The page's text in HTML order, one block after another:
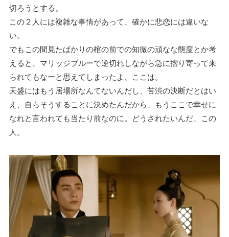
切ろうとする。
この２人には複雑な事情があって、確かに悲恋には違いな
い。
でもこの間見たばかりの棺の前での知微の頑なな態度とか考
えると、マリッジブルーで逆切れしながら急に摺り寄って来
られてもなーと思えてしまったよ、ここは。
天盛にはもう居場所なんてないんだし、苦渋の決断だとはい
え、自らそうすることに決めたんだから、もうここで幸せに
なれと言われても当たり前なのに。どうされたいんだ、この
人。